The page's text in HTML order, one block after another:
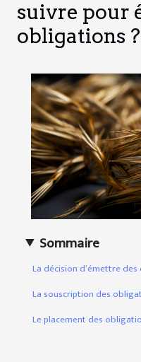
suivre pour
obligations ?
Sommaire
La décision d’émettre
La souscription des
Le placement des